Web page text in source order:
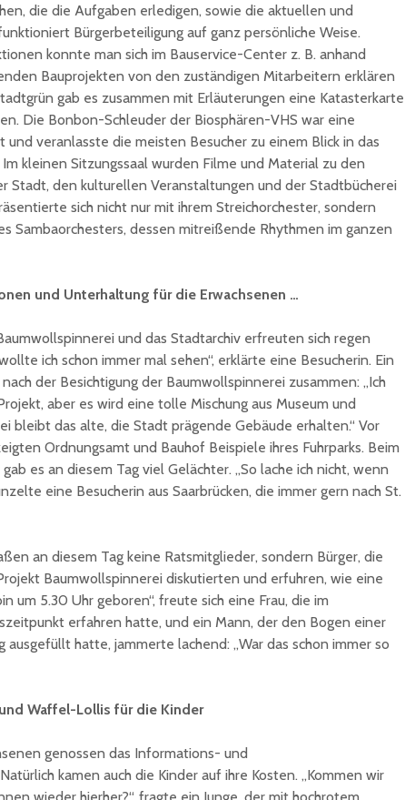
die die Aufgaben erledigen, sowie die aktuellen und
Bürgerbeteiligung auf ganz persönliche Weise.
konnte man sich im Bauservice-Center z. B. anhand
Bauprojekten von den zuständigen Mitarbeitern erklären
gab es zusammen mit Erläuterungen eine Katasterkarte
Die Bonbon-Schleuder der Biosphären-VHS war eine
und veranlasste die meisten Besucher zu einem Blick in das
kleinen Sitzungssaal wurden Filme und Material zu den
Stadt, den kulturellen Veranstaltungen und der Stadtbücherei
sich nicht nur mit ihrem Streichorchester, sondern
Sambaorchesters, dessen mitreißende Rhythmen im ganzen
und Unterhaltung für die Erwachsenen …
und das Stadtarchiv erfreuten sich regen
ich schon immer mal sehen“, erklärte eine Besucherin. Ein
der Besichtigung der Baumwollspinnerei zusammen: „Ich
aber es wird eine tolle Mischung aus Museum und
bleibt das alte, die Stadt prägende Gebäude erhalten.“ Vor
Ordnungsamt und Bauhof Beispiele ihres Fuhrparks. Beim
es an diesem Tag viel Gelächter. „So lache ich nicht, wenn
eine Besucherin aus Saarbrücken, die immer gern nach St.
an diesem Tag keine Ratsmitglieder, sondern Bürger, die
Baumwollspinnerei diskutierten und erfuhren, wie eine
um 5.30 Uhr geboren“, freute sich eine Frau, die im
erfahren hatte, und ein Mann, der den Bogen einer
ausgefüllt hatte, jammerte lachend: „War das schon immer so
Waffel-Lollis für die Kinder
genossen das Informations- und
kamen auch die Kinder auf ihre Kosten. „Kommen wir